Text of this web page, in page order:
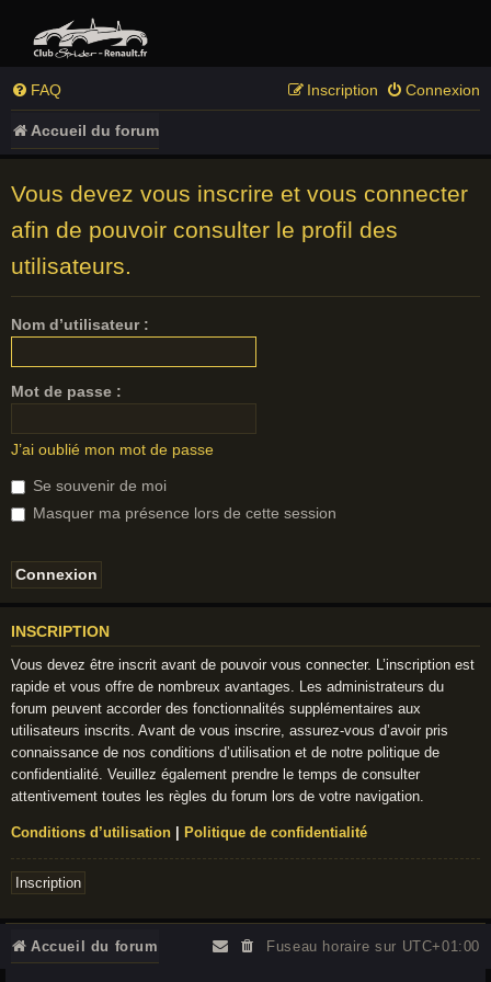
FAQ Connexion
Inscription
Accueil du forum
Vous devez vous inscrire et vous connecter
afin de pouvoir consulter le profil des
utilisateurs.
Nom d’utilisateur :
Mot de passe :
J’ai oublié mon mot de passe
Se souvenir de moi
Masquer ma présence lors de cette session
INSCRIPTION
Vous devez être inscrit avant de pouvoir vous connecter. L’inscription est
rapide et vous offre de nombreux avantages. Les administrateurs du
forum peuvent accorder des fonctionnalités supplémentaires aux
utilisateurs inscrits. Avant de vous inscrire, assurez-vous d’avoir pris
connaissance de nos conditions d’utilisation et de notre politique de
confidentialité. Veuillez également prendre le temps de consulter
attentivement toutes les règles du forum lors de votre navigation.
Conditions d’utilisation Politique de confidentialité
Inscription
Accueil du forum Fuseau horaire sur UTC+01:00